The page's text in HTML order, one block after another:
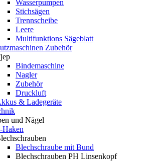
Wasserpumpen
Stichsägen
Trennscheibe
Leere
Multifunktions Sägeblatt
Zubehör
Bindemaschine
Nagler
Zubehör
Druckluft
& Ladegeräte
und Nägel
Haken
Blechschraube mit Bund
Blechschrauben PH Linsenkopf